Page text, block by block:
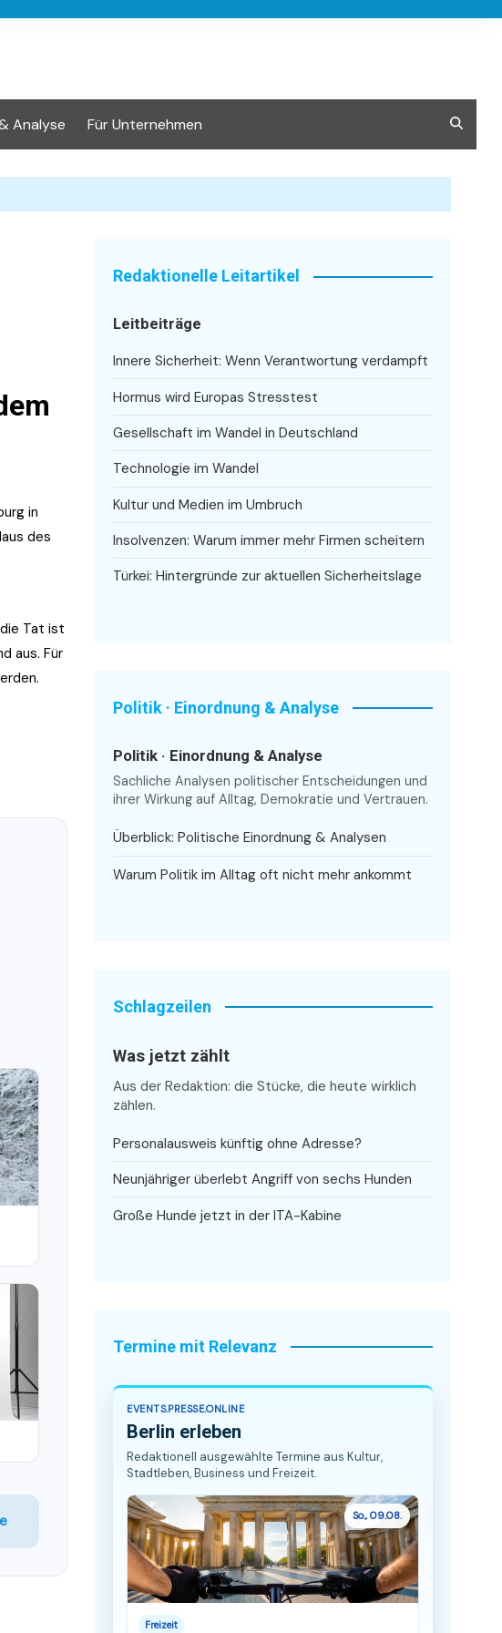
Analyse Für Unternehmen
in
des
Tat ist
aus. Für
Redaktionelle Leitartikel
Leitbeiträge
Innere Sicherheit: Wenn Verantwortung verdampft
Hormus wird Europas Stresstest
Gesellschaft im Wandel in Deutschland
Technologie im Wandel
Kultur und Medien im Umbruch
Insolvenzen: Warum immer mehr Firmen scheitern
Türkei: Hintergründe zur aktuellen Sicherheitslage
Politik · Einordnung & Analyse
Politik · Einordnung & Analyse
Sachliche Analysen politischer Entscheidungen und
ihrer Wirkung auf Alltag, Demokratie und Vertrauen.
Überblick: Politische Einordnung & Analysen
Warum Politik im Alltag oft nicht mehr ankommt
Schlagzeilen
Was jetzt zählt
Aus der Redaktion: die Stücke, die heute wirklich
zählen.
Personalausweis künftig ohne Adresse?
Neunjähriger überlebt Angriff von sechs Hunden
Große Hunde jetzt in der ITA-Kabine
Termine mit Relevanz
EVENTS.PRESSE.ONLINE
Berlin erleben
Redaktionell ausgewählte Termine aus Kultur,
Stadtleben, Business und Freizeit.
So., 09.08.
Freizeit